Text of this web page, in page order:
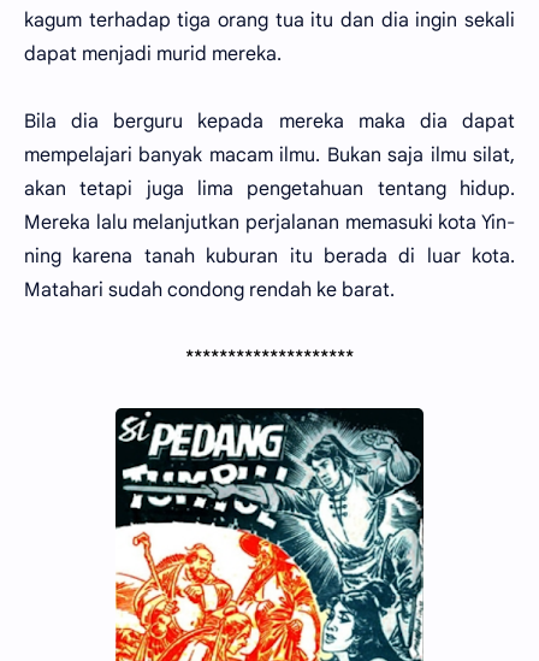
kagum terhadap tiga orang tua itu dan dia ingin sekali
dapat menjadi murid mereka.
Bila dia berguru kepada mereka maka dia dapat
mempelajari banyak macam ilmu. Bukan saja ilmu silat,
akan tetapi juga lima pengetahuan tentang hidup.
Mereka lalu melanjutkan perjalanan memasuki kota Yin-
ning karena tanah kuburan itu berada di luar kota.
Matahari sudah condong rendah ke barat.
********************